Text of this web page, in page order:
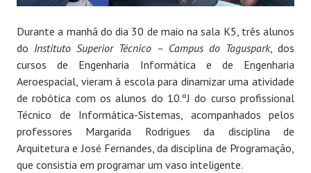
Durante a manhã do dia 30 de maio na sala K5, três alunos
do Instituto Superior Técnico – Campus do Taguspark, dos
cursos de Engenharia Informática e de Engenharia
Aeroespacial, vieram à escola para dinamizar uma atividade
de robótica com os alunos do 10.ºJ do curso profissional
Técnico de Informática-Sistemas, acompanhados pelos
professores Margarida Rodrigues da disciplina de
Arquitetura e José Fernandes, da disciplina de Programação,
que consistia em programar um vaso inteligente.